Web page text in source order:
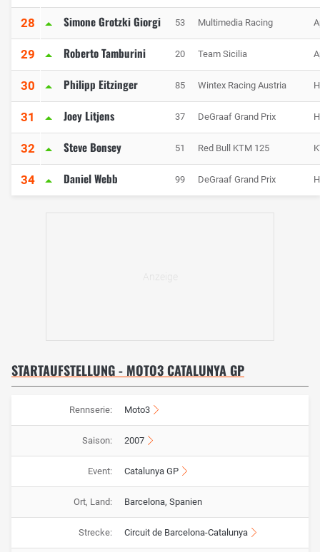
28 Simone Grotzki Giorgi 53 Multimedia Racing
29 Roberto Tamburini 20 Team Sicilia
30 Philipp Eitzinger 85 Wintex Racing Austria
31 Joey Litjens 37 DeGraaf Grand Prix
32 Steve Bonsey 51 Red Bull KTM 125
34 Daniel Webb 99 DeGraaf Grand Prix
STARTAUFSTELLUNG - MOTO3 CATALUNYA GP
Rennserie: Moto3
Saison: 2007
Event: Catalunya GP
Ort, Land: Barcelona, Spanien
Strecke: Circuit de Barcelona-Catalunya